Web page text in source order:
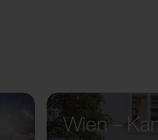
Wien –